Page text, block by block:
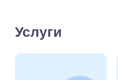
Услуги